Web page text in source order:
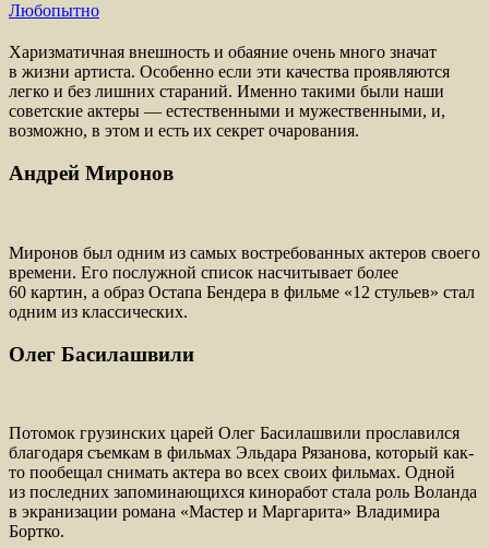
Любопытно
Харизматичная внешность и обаяние очень много значат
в жизни артиста. Особенно если эти качества проявляются
легко и без лишних стараний. Именно такими были наши
советские актеры — естественными и мужественными, и,
возможно, в этом и есть их секрет очарования.
Андрей Миронов
Миронов был одним из самых востребованных актеров своего
времени. Его послужной список насчитывает более
60 картин, а образ Остапа Бендера в фильме «12 стульев» стал
одним из классических.
Олег Басилашвили
Потомок грузинских царей Олег Басилашвили прославился
благодаря съемкам в фильмах Эльдара Рязанова, который как-
то пообещал снимать актера во всех своих фильмах. Одной
из последних запоминающихся киноработ стала роль Воланда
в экранизации романа «Мастер и Маргарита» Владимира
Бортко.